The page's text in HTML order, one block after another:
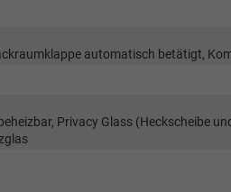
automatisch betätigt,
Privacy Glass (Heckscheibe